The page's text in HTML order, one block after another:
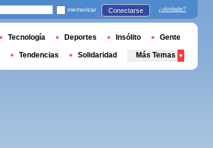
memorizar Conectarse ¿olvidado?
Tecnología Deportes Insólito Gente
Tendencias Solidaridad Más Temas